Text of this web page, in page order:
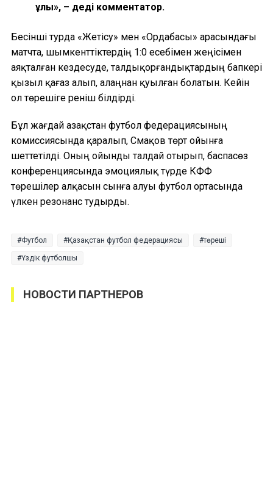
ұлы», – деді комментатор.
Бесінші турда «Жетісу» мен «Ордабасы» арасындағы
матчта, шымкенттіктердің 1:0 есебімен жеңісімен
аяқталған кездесуде, талдықорғандықтардың бапкері
қызыл қағаз алып, алаңнан қуылған болатын. Кейін
ол төрешіге реніш білдірді.
Бұл жағдай Қазақстан футбол федерациясының
комиссиясында қаралып, Смақов төрт ойынға
шеттетілді. Оның ойынды талдай отырып, баспасөз
конференциясында эмоциялық түрде КФФ
төрешілер алқасын сынға алуы футбол ортасында
үлкен резонанс тудырды.
Футбол Қазақстан футбол федерациясы төреші
Үздік футболшы
НОВОСТИ ПАРТНЕРОВ